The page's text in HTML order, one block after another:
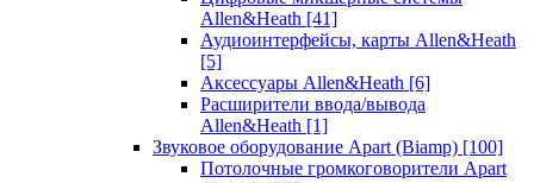
Allen&Heath [41]
Аудиоинтерфейсы, карты Allen&Heath
[5]
Аксессуары Allen&Heath [6]
Расширители ввода/вывода
Allen&Heath [1]
Звуковое оборудование Apart (Biamp) [100]
Потолочные громкоговорители Apart